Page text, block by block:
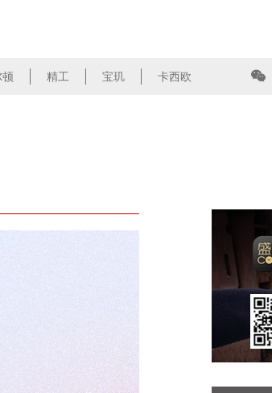
精工 宝玑 卡西欧